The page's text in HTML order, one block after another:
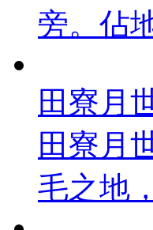
旁。佔
田寮月
田寮月
毛之地